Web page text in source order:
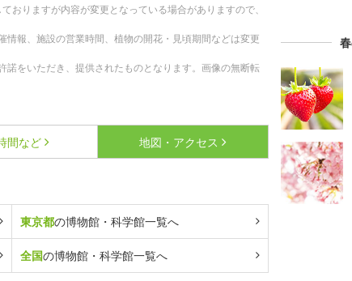
りますが内容が変更となっている場合がありますので、
報、施設の営業時間、植物の開花・見頃期間などは変更
をいただき、提供されたものとなります。画像の無断転
間など 地図・アクセス
東京都の博物館・科学館一覧へ
全国の博物館・科学館一覧へ